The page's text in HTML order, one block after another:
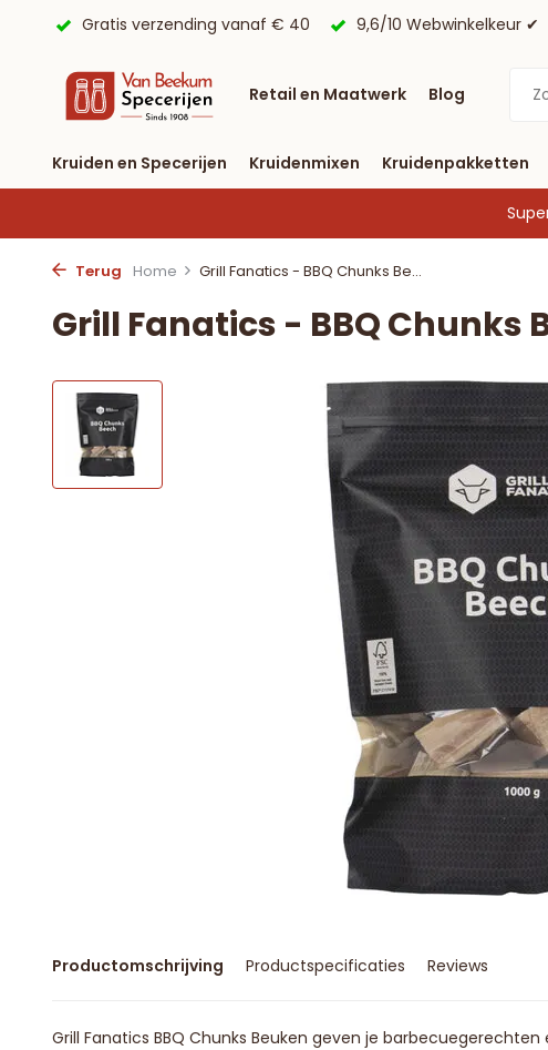
Gratis verzending vanaf € 40 9,6/10 Webwinkelkeur ✔
Retail en Maatwerk Blog
Kruiden en Specerijen Kruidenmixen Kruidenpakketten
Terug Home Grill Fanatics - BBQ Chunks Be...
Grill Fanatics - BBQ Chunks
Productomschrijving Productspecificaties Reviews
Grill Fanatics BBQ Chunks Beuken geven je